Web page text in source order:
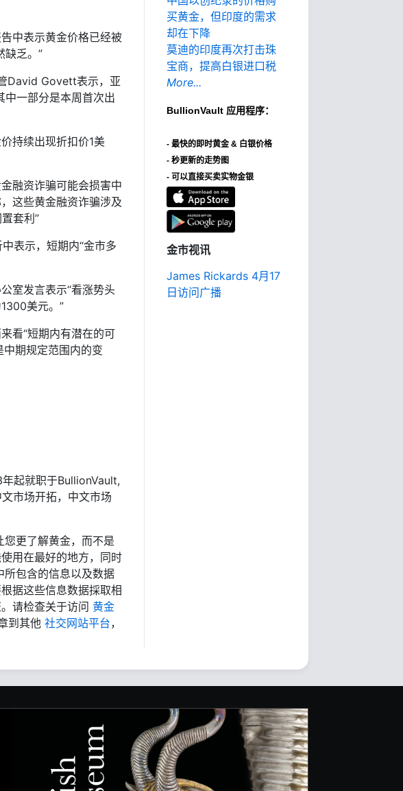
中表示黄金价格已经被
缺乏。”
David Govett表示，亚
中一部分是本周首次出
持续出现折扣价1美
融资诈骗可能会损害中
这些黄金融资诈骗涉及
套利”
表示，短期内“金市多
室发言表示“看涨势头
美元。”
看“短期内有潜在的可
期规定范围内的变
起就职于BullionVault,
市场开拓，中文市场
更了解黄金，而不是
用在最好的地方，同时
所包含的信息以及数据
据这些信息数据採取相
请检查关于访问 黄金
到其他 社交网站平台，
买黄金，但印度的需求
却在下降
莫迪的印度再次打击珠
宝商，提高白银进口税
More...
BullionVault 应用程序：
- 最快的即时黄金 & 白银价格
- 秒更新的走势图
- 可以直接买卖实物金银
金市视讯
James Rickards 4月17
日访问广播